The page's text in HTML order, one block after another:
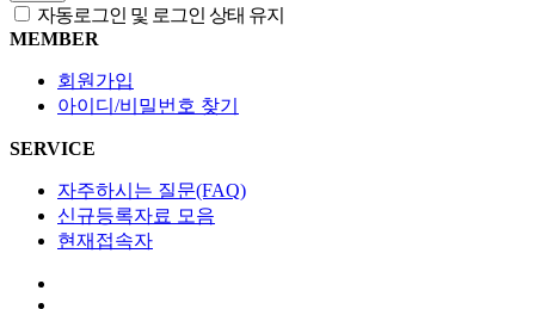
자동로그인 및 로그인 상태 유지
MEMBER
회원가입
아이디/비밀번호 찾기
SERVICE
자주하시는 질문(FAQ)
신규등록자료 모음
현재접속자